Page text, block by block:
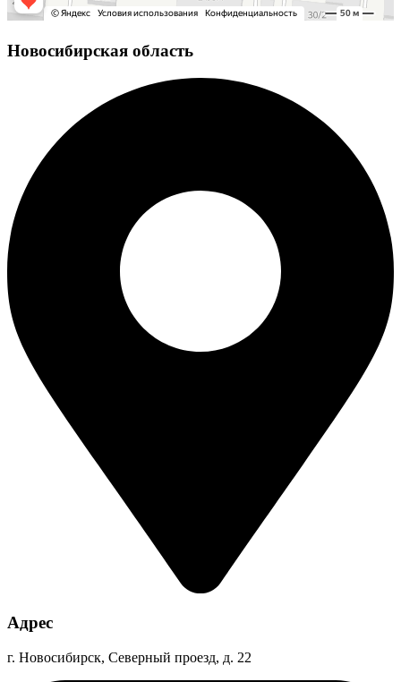
Новосибирская область
Адрес
г. Новосибирск, Северный проезд, д. 22